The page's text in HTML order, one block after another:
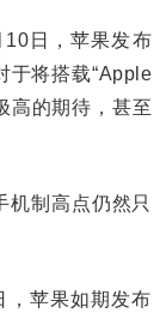
日，苹果发布
于将搭载“Apple
高的期待，甚至
制高点仍然只
苹果如期发布